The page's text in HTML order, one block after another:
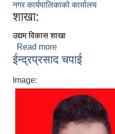
नगर कार्यपालिकाको कार्यालय
शाखा:
उद्यम विकास शाखा
Read more
ईन्द्रप्रसाद चपाई
Image: